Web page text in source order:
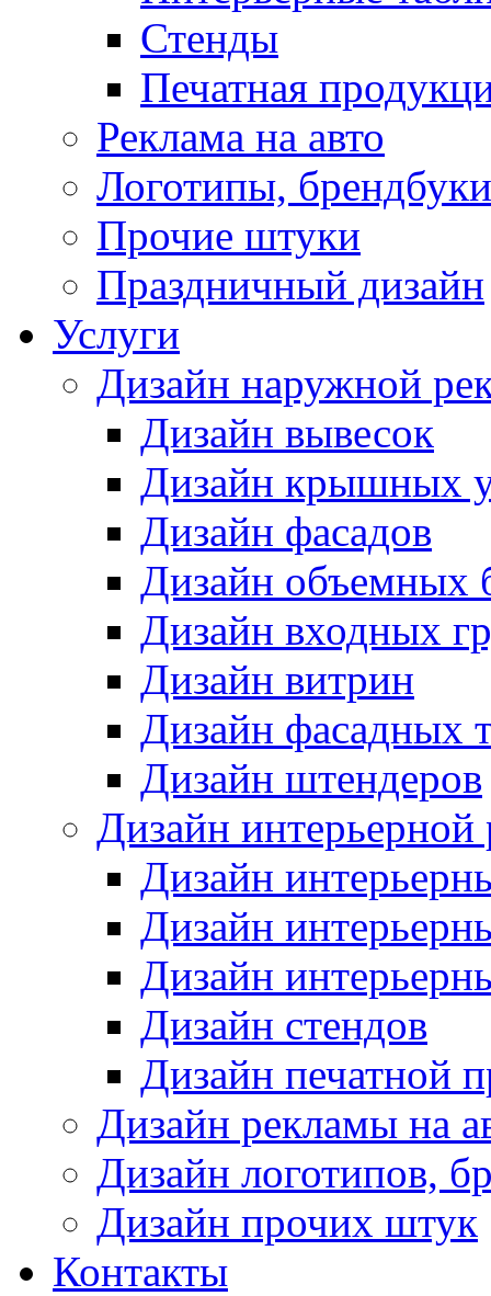
Стенды
Печатная
Реклама на авто
Логотипы, брендбуки
Прочие штуки
Праздничный дизайн
Услуги
Дизайн наружной
Дизайн вывесок
Дизайн крышных
Дизайн фасадов
Дизайн объемных
Дизайн входных
Дизайн витрин
Дизайн фасадных
Дизайн штендеров
Дизайн интерьерной
Дизайн
Дизайн
Дизайн
Дизайн стендов
Дизайн печатной
Дизайн рекламы на
Дизайн логотипов,
Дизайн прочих штук
Контакты